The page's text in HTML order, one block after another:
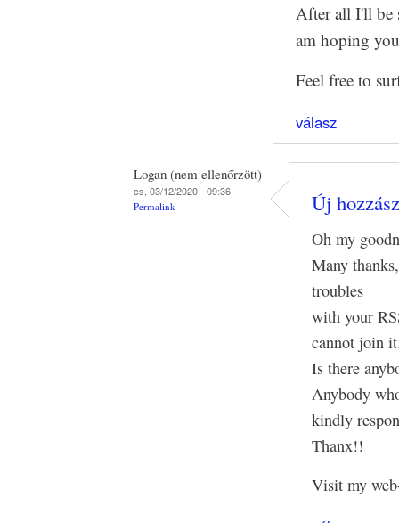
After all I'll be
am hoping
Feel free to
válasz
Logan (nem ellenőrzött)
cs, 03/12/2020 - 09:36
Permalink Új
Oh my
Many
troubles
with your
cannot join
Is there
Anybody
kindly
Thanx!!
Visit my